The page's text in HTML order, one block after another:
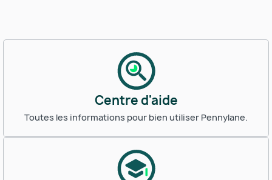
Centre d'aide
Toutes les informations pour bien utiliser Pennylane.